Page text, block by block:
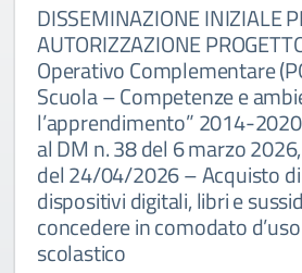
DISSEMINAZIONE INIZIALE
AUTORIZZAZIONE
Operativo Complementare
Scuola – Competenze e
l’apprendimento” 2014-
al DM n. 38 del 6 marzo
del 24/04/2026 – Acquisto di
dispositivi digitali, libri e
concedere in comodato
scolastico